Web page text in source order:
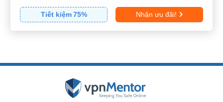
Tiết kiệm 75% Nhận ưu đãi!